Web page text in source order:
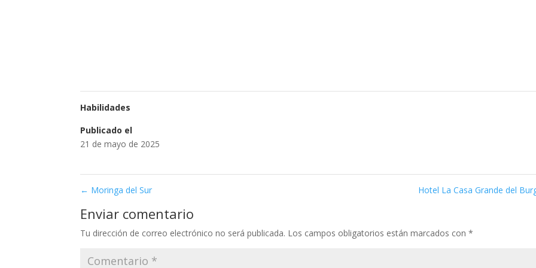
Habilidades
Publicado el
21 de mayo de 2025
← Moringa del Sur Hotel La Casa Grande del
Enviar comentario
Tu dirección de correo electrónico no será publicada. Los campos obligatorios están marcados con*